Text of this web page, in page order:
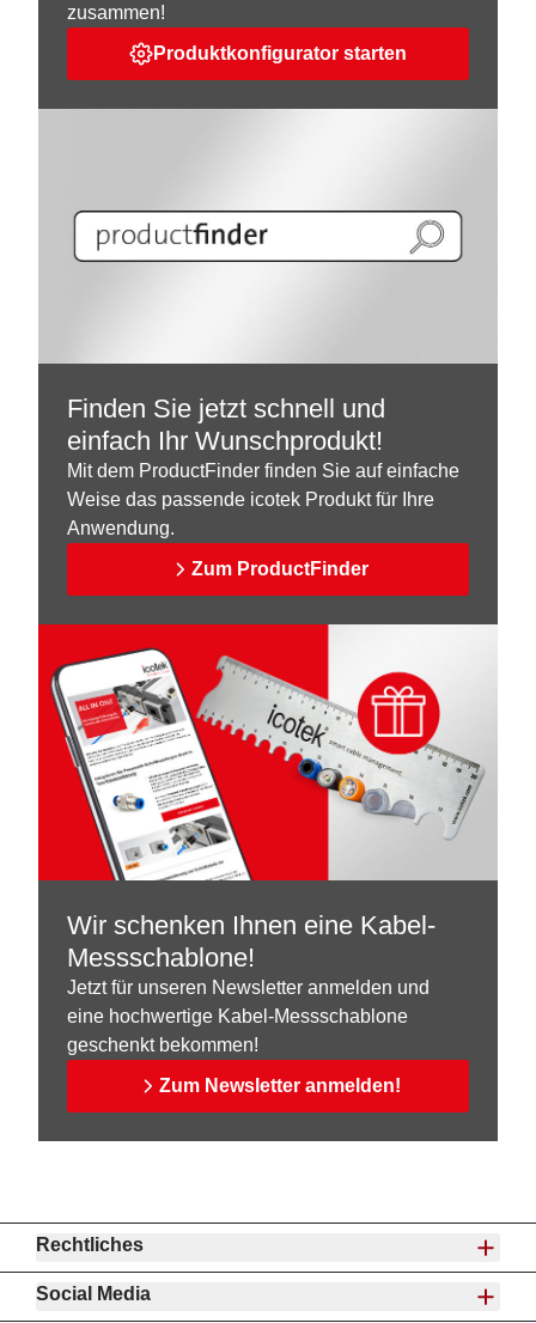
zusammen!
Produktkonfigurator starten
Finden Sie jetzt schnell und
einfach Ihr Wunschprodukt!
Mit dem ProductFinder finden Sie auf einfache
Weise das passende icotek Produkt für Ihre
Anwendung.
Zum ProductFinder
Wir schenken Ihnen eine Kabel-
Messschablone!
Jetzt für unseren Newsletter anmelden und
eine hochwertige Kabel-Messschablone
geschenkt bekommen!
Zum Newsletter anmelden!
Rechtliches
Social Media